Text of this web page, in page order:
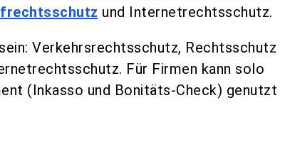
und Internetrechtsschutz.
Verkehrsrechtsschutz, Rechtsschutz
Für Firmen kann solo
(Inkasso und Bonitäts-Check) genutzt